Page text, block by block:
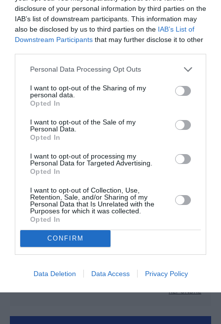
disclosure of your personal information by third parties on the
IAB’s list of downstream participants. This information may
also be disclosed by us to third parties on the IAB’s List of
Downstream Participants that may further disclose it to other
Personal Data Processing Opt Outs
I want to opt-out of the Sharing of my
personal data.
Opted In
I want to opt-out of the Sale of my
Personal Data.
Opted In
I want to opt-out of processing my
Personal Data for Targeted Advertising.
Opted In
I want to opt-out of Collection, Use,
Retention, Sale, and/or Sharing of my
Personal Data that Is Unrelated with the
Purposes for which it was collected.
Opted In
CONFIRM
Data Deletion Data Access Privacy Policy
vitesse et longue distance) — et à l’hôtel adjacent. Ce nouvel
équipement rapproche ainsi le terminal 3 du centre
aéroportuaire existant. Le temps de trajet entre les terminaux
1 et 3 oscille entre 8 et 10 minutes, avec une circulation toutes
les deux minutes dans chaque sens, sur une ligne longue de
séparation des flux Schengen et hors Schengen. Le service
Airval, composées chacune de deux voitures, assurent
l’exploitation.
à ceux utilisés sur la ligne b du métro automatique de Rennes,
en Bretagne. Rennes utilise la version CityVal, tandis que
— est équipé de la version AirVal, issue de la gamme NeoVal
et produite par Siemens dans son unité de Vienne, en
Autriche.
https://www.youtube.com/watch?v=-q3tcZyYvzI
Fffg114a commenté :
n’importe quoi
RÉPONDRE